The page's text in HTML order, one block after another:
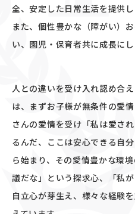
全、安定した日常生活を提供し
また、個性豊かな（障がい）
い、園児・保育者共に成長に
人との違いを受け入れ認め合
は、まずお子様が無条件の愛
さんの愛情を受け「私は愛さ
るんだ、ここは安心できる自
ら始まり、その愛情豊かな環
議だな」という探求心、「私
自立心が芽生え、様々な経験